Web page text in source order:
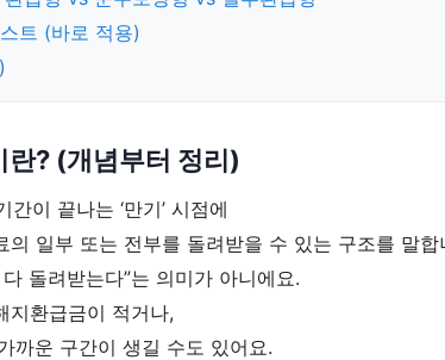
트 (바로 적용)
란? (개념부터 정리)
간이 끝나는 ‘만기’ 시점에
의 일부 또는 전부를 돌려받을 수 있는 구조를 말합
돌려받는다”는 의미가 아니에요.
지환급금이 적거나,
까운 구간이 생길 수도 있어요.